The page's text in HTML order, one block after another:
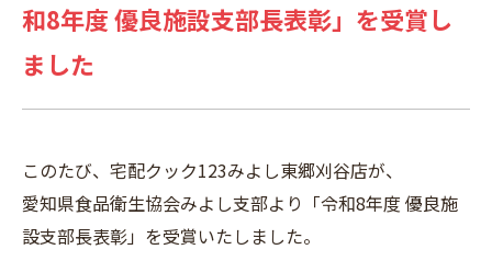
和8年度 優良施設支部長表彰」を受賞し
ました
このたび、宅配クック123みよし東郷刈谷店が、
愛知県食品衛生協会みよし支部より「令和8年度 優良施
設支部長表彰」を受賞いたしました。